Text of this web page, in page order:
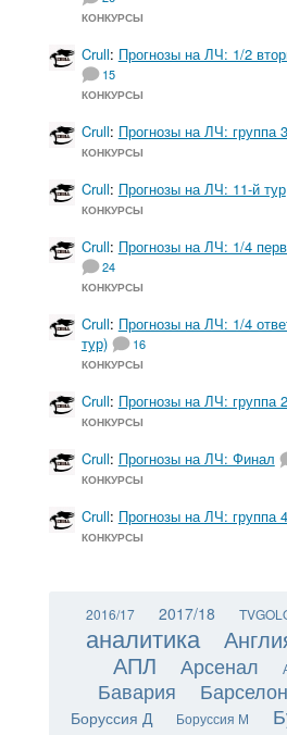
КОНКУРСЫ
Crull: Прогнозы на ЛЧ: 1/2
15
КОНКУРСЫ
Crull: Прогнозы на ЛЧ: группа
КОНКУРСЫ
Crull: Прогнозы на ЛЧ: 11-й тур
КОНКУРСЫ
Crull: Прогнозы на ЛЧ: 1/4
24
КОНКУРСЫ
Crull: Прогнозы на ЛЧ: 1/4
тур)
16
КОНКУРСЫ
Crull: Прогнозы на ЛЧ: группа
КОНКУРСЫ
Crull: Прогнозы на ЛЧ: Финал
КОНКУРСЫ
Crull: Прогнозы на ЛЧ: группа
КОНКУРСЫ
2016/17 2017/18
аналитика
АПЛ Арсенал
Бавария
Боруссия Д
Боруссия М